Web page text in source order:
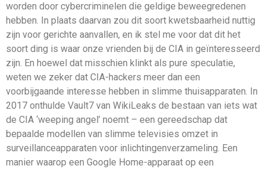
worden door cybercriminelen die geldige beweegredenen
hebben. In plaats daarvan zou dit soort kwetsbaarheid nuttig
zijn voor gerichte aanvallen, en ik stel me voor dat dit het
soort ding is waar onze vrienden bij de CIA in geïnteresseerd
zijn. En hoewel dat misschien klinkt als pure speculatie,
weten we zeker dat CIA-hackers meer dan een
voorbijgaande interesse hebben in slimme thuisapparaten. In
2017 onthulde Vault7 van WikiLeaks de bestaan van iets wat
de CIA ‘weeping angel’ noemt – een gereedschap dat
bepaalde modellen van slimme televisies omzet in
surveillanceapparaten voor inlichtingenverzameling. Een
manier waarop een Google Home-apparaat op een